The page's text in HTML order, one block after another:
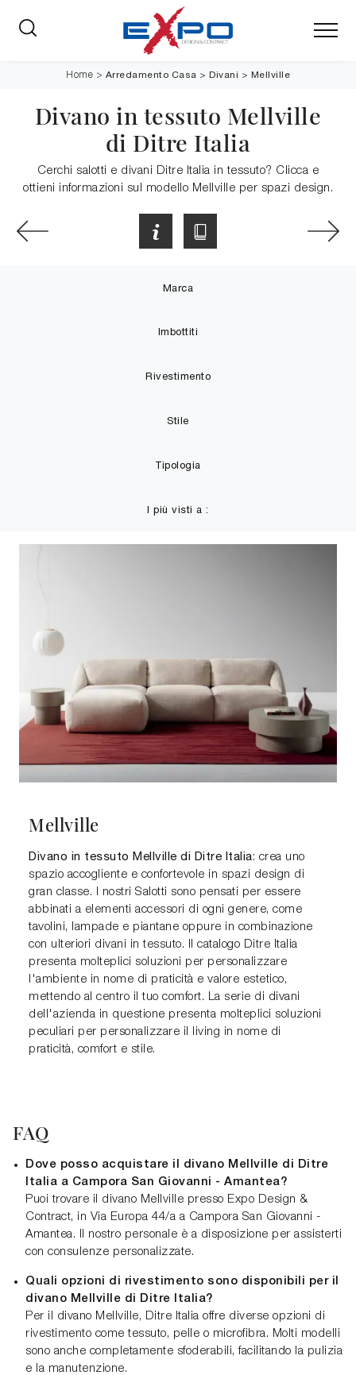
Home > Arredamento Casa > Divani > Mellville
Divano in tessuto Mellville
di Ditre Italia
Cerchi salotti e divani Ditre Italia in tessuto? Clicca e
ottieni informazioni sul modello Mellville per spazi design.
Marca
Imbottiti
Rivestimento
Stile
Tipologia
I più visti a :
Mellville
Divano in tessuto Mellville di Ditre Italia: crea uno
spazio accogliente e confortevole in spazi design di
gran classe. I nostri Salotti sono pensati per essere
abbinati a elementi accessori di ogni genere, come
tavolini, lampade e piantane oppure in combinazione
con ulteriori divani in tessuto. Il catalogo Ditre Italia
presenta molteplici soluzioni per personalizzare
l'ambiente in nome di praticità e valore estetico,
mettendo al centro il tuo comfort. La serie di divani
dell'azienda in questione presenta molteplici soluzioni
peculiari per personalizzare il living in nome di
praticità, comfort e stile.
FAQ
Dove posso acquistare il divano Mellville di Ditre
Italia a Campora San Giovanni - Amantea?
Puoi trovare il divano Mellville presso Expo Design &
Contract, in Via Europa 44/a a Campora San Giovanni -
Amantea. Il nostro personale è a disposizione per assisterti
con consulenze personalizzate.
Quali opzioni di rivestimento sono disponibili per il
divano Mellville di Ditre Italia?
Per il divano Mellville, Ditre Italia offre diverse opzioni di
rivestimento come tessuto, pelle o microfibra. Molti modelli
sono anche completamente sfoderabili, facilitando la pulizia
e la manutenzione.